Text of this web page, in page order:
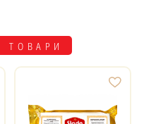
ТОВАРИ